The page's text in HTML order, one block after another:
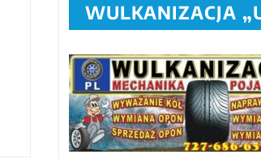
WULKANIZACJA